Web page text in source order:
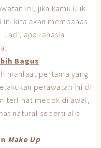
ini, jika kamu ulik
kita akan membahas
Jadi, apa rahasia
Bagus
manfaat pertama yang
perawatan ini di
terlihat medok di awal,
natural seperti alis
Make Up